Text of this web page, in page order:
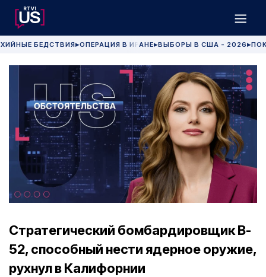
БЕДСТВИЯ▶ОПЕРАЦИЯ В ИРАНЕ▶ВЫБОРЫ В США - 2026 ▶
Стратегический бомбардировщик B-
52, способный нести ядерное оружие,
рухнул в Калифорнии